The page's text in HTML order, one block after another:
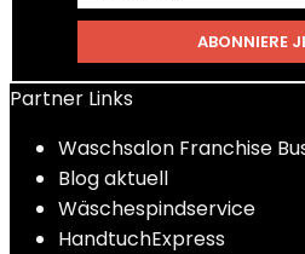
Partner Links
Waschsalon Franchise
Blog aktuell
Wäschespindservice
HandtuchExpress